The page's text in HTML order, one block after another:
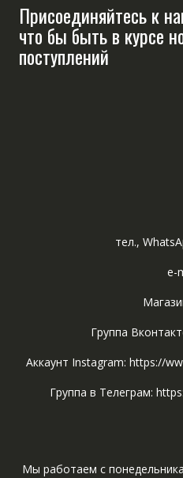
Присоединяйтесь к
что бы быть в курсе
поступлений
тел.,
e-
Группа
Аккаунт Instagram: https://
Группа в Телеграм:
Мы работаем с